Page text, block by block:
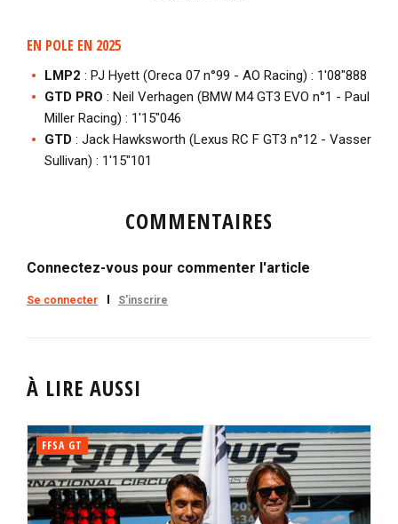
EN POLE EN 2025
LMP2 : PJ Hyett (Oreca 07 n°99 - AO Racing) : 1'08"888
GTD PRO : Neil Verhagen (BMW M4 GT3 EVO n°1 - Paul
Miller Racing) : 1'15"046
GTD : Jack Hawksworth (Lexus RC F GT3 n°12 - Vasser
Sullivan) : 1'15"101
COMMENTAIRES
Connectez-vous pour commenter l'article
Se connecter S'inscrire
À LIRE AUSSI
FFSA GT